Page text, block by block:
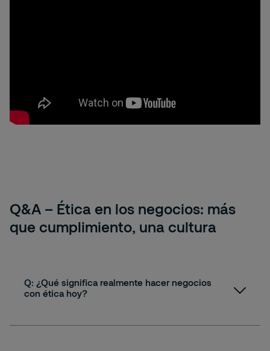
Q&A – Ética en los negocios: más
que cumplimiento, una cultura
Q: ¿Qué significa realmente hacer negocios
con ética hoy?
A: